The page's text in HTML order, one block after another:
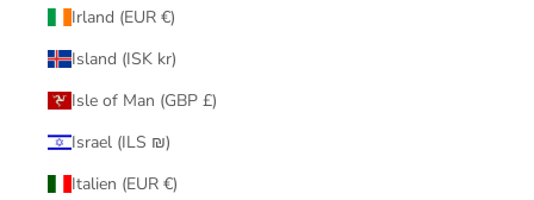
Irland (EUR €)
Island (ISK kr)
Isle of Man (GBP £)
Israel (ILS ₪)
Italien (EUR €)